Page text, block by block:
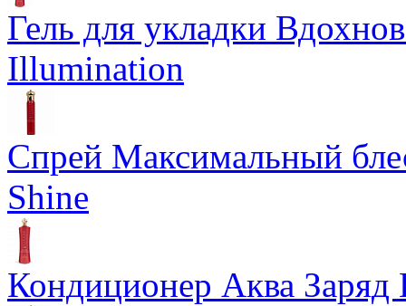
Гель для укладки
Illumination
Спрей Максимальный
Shine
Кондиционер Аква Заряд